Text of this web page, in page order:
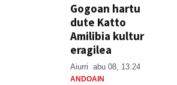
Gogoan hartu
dute Katto
Amilibia kultur
eragilea
Aiurri abu 08, 13:24
ANDOAIN